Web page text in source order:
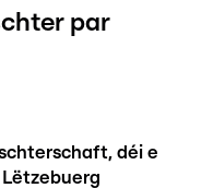
par
déi e